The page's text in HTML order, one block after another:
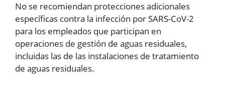
No se recomiendan protecciones adicionales
específicas contra la infección por SARS-CoV-2
para los empleados que participan en
operaciones de gestión de aguas residuales,
incluidas las de las instalaciones de tratamiento
de aguas residuales.